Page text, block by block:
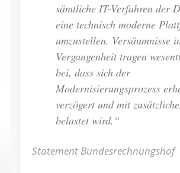
sämtliche IT-Verfahren der
eine technisch moderne
umzustellen. Versäumnisse
Vergangenheit tragen
bei, dass sich der
Modernisierungsprozess
verzögert und mit
belastet wird.“
Statement Bundesrechnungshof